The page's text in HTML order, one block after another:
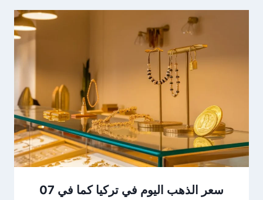
سعر الذهب اليوم في تركيا كما في 07